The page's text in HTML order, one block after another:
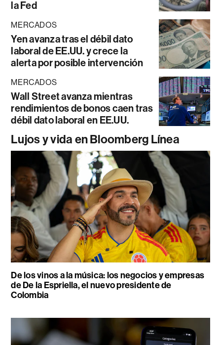
la Fed
MERCADOS
Yen avanza tras el débil dato
laboral de EE.UU. y crece la
alerta por posible intervención
MERCADOS
Wall Street avanza mientras
rendimientos de bonos caen tras
débil dato laboral en EE.UU.
Lujos y vida en Bloomberg Línea
De los vinos a la música: los negocios y empresas
de De la Espriella, el nuevo presidente de
Colombia